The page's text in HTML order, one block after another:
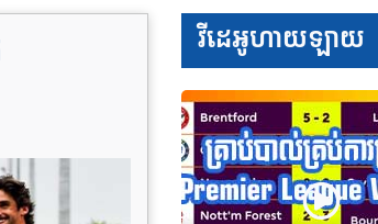
វីដេអូហាយឡាយ